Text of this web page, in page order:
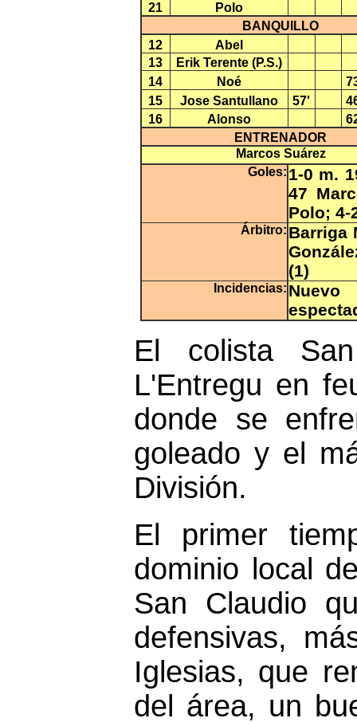
21
Polo
BANQUILLO
12
Abel
13
Erik Terente (P.S.)
14
Noé
15
Jose Santullano 57'
16
Alonso
ENTRENADOR
Marcos Suárez
Goles: 1-0 m.
47
Polo; 4-
Árbitro: Barriga
(1)
Incidencias: Nuevo
El colista
L'Entregu en
donde se
goleado y el
División.
El primer
dominio local
San Claudio
defensivas,
Iglesias, que
del área, un